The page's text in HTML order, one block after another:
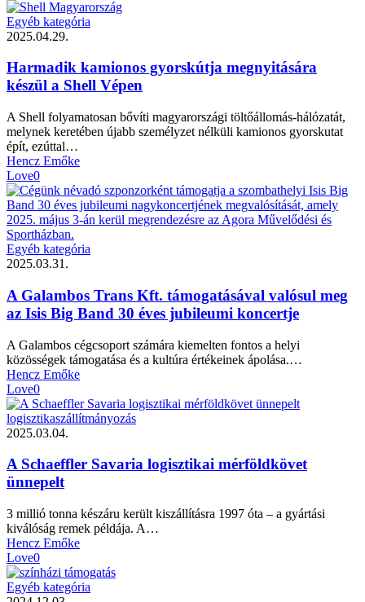
Egyéb kategória
2025.04.29.
Harmadik kamionos gyorskútja megnyitására
készül a Shell Vépen
A Shell folyamatosan bővíti magyarországi töltőállomás-hálózatát,
melynek keretében újabb személyzet nélküli kamionos gyorskutat
épít, ezúttal…
Hencz Emőke
Love0
Egyéb kategória
2025.03.31.
A Galambos Trans Kft. támogatásával valósul meg
az Isis Big Band 30 éves jubileumi koncertje
A Galambos cégcsoport számára kiemelten fontos a helyi
közösségek támogatása és a kultúra értékeinek ápolása.…
Hencz Emőke
Love0
logisztikaszállítmányozás
2025.03.04.
A Schaeffler Savaria logisztikai mérföldkövet
ünnepelt
3 millió tonna készáru került kiszállításra 1997 óta – a gyártási
kiválóság remek példája. A…
Hencz Emőke
Love0
Egyéb kategória